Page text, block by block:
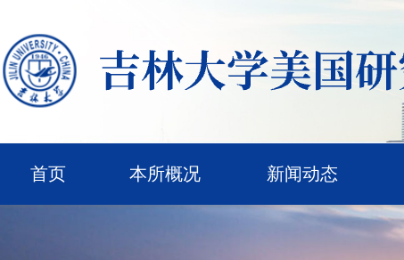
首页 本所概况 新闻动态